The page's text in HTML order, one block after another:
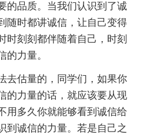
的品质。当我们认识到了诚
随时都讲诚信，让自己变得
时刻刻都伴随着自己，时刻
的力量。
去估量的，同学们，如果你
的力量的话，就应该要从现
用多久你就能够看到诚信给
到诚信的力量。若是自己之